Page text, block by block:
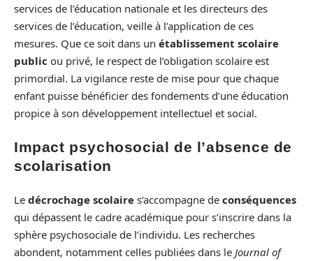
services de l’éducation nationale et les directeurs des
services de l’éducation, veille à l’application de ces
mesures. Que ce soit dans un établissement scolaire
public ou privé, le respect de l’obligation scolaire est
primordial. La vigilance reste de mise pour que chaque
enfant puisse bénéficier des fondements d’une éducation
propice à son développement intellectuel et social.
Impact psychosocial de l’absence de
scolarisation
Le décrochage scolaire s’accompagne de conséquences
qui dépassent le cadre académique pour s’inscrire dans la
sphère psychosociale de l’individu. Les recherches
abondent, notamment celles publiées dans le Journal of